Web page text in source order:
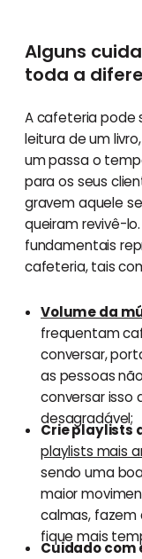
Alguns
toda a
A cafeteria pode
leitura de um
um passa o
para os seus
gravem aquele
queiram revivê-
fundamentais
cafeteria, tais
Volume da
frequentam
conversar,
as pessoas
conversar isso
desagradável;
Crie playlists
playlists mais
sendo uma
maior
calmas, fazem
fique mais
Cuidado com